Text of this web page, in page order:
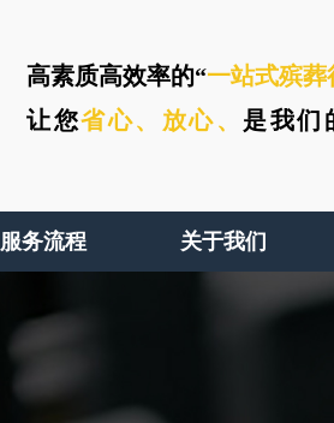
高素质高效率的“一站式殡葬
让您省心、 放心、 是我们
服务流程 关于我们